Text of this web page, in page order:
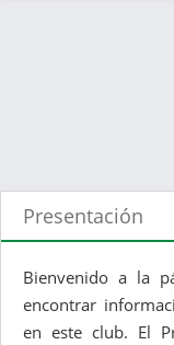
Presentación
Bienvenido a la
encontrar
en este club. El